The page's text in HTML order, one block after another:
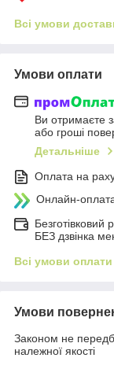
Всі умови
Умови оплати
Ви отримаєте
або гроші
Детальніше
Оплата на
Онлайн-
Безготівковий
БЕЗ дзвінка
Всі умови оплати
Умови
Законом не
належної якості